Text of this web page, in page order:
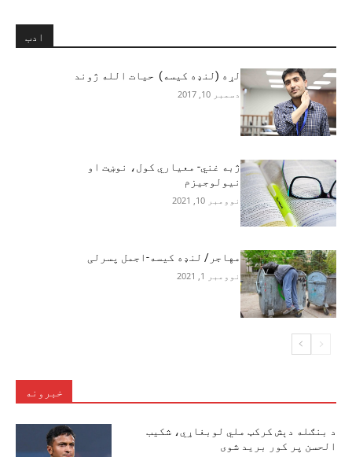
ادب
لړه (لنډه کیسه) حیات الله ژوند
دسمبر 10, 2017
ژبه غني- معیاري کول، نوښت او
نیولوجیزم
نوومبر 10, 2021
مهاجر/ لنډه کیسه-اجمل پسرلی
نوومبر 1, 2021
خبرونه
د بنګله دېش کرکټ ملي لوبغاړي، شکیب
الحسن پر کور برید شوی